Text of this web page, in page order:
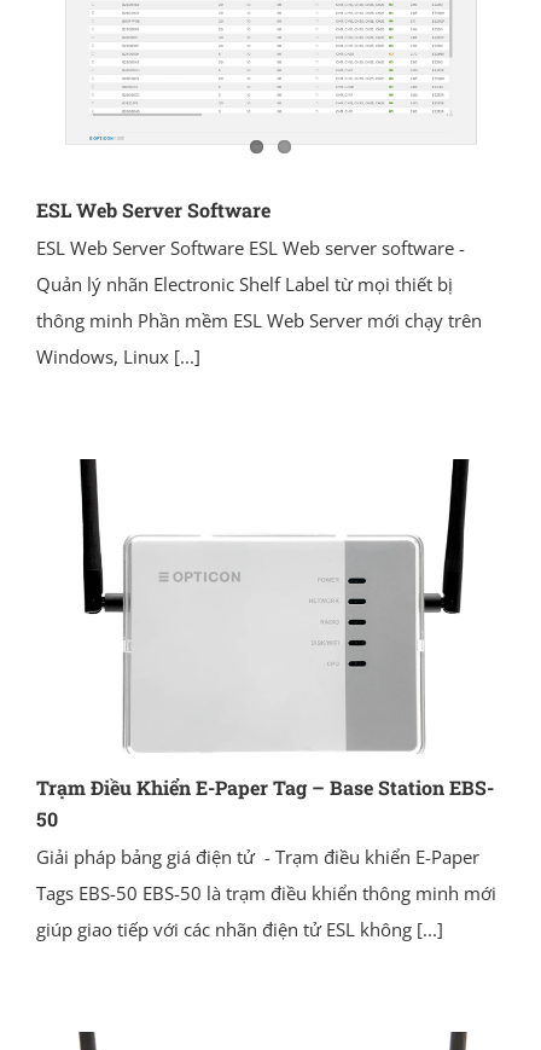
ESL Web Server Software
ESL Web Server Software ESL Web server software -
Quản lý nhãn Electronic Shelf Label từ mọi thiết bị
thông minh Phần mềm ESL Web Server mới chạy trên
Windows, Linux[...]
Trạm Điều Khiển E-Paper Tag – Base Station EBS-
50
Giải pháp bảng giá điện tử - Trạm điều khiển E-Paper
Tags EBS-50 EBS-50 là trạm điều khiển thông minh mới
giúp giao tiếp với các nhãn điện tử ESL không[...]